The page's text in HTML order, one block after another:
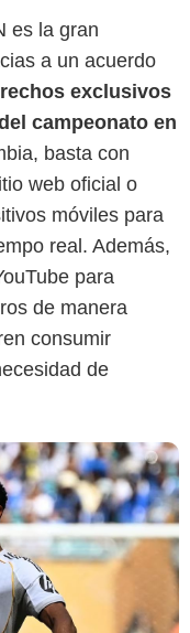
es la gran
a un acuerdo
exclusivos
campeonato en
basta con
web oficial o
móviles para
real. Además,
para
de manera
consumir
de